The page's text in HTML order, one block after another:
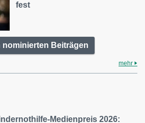
fest
nominierten Beiträgen
mehr
Medienpreis 2026: